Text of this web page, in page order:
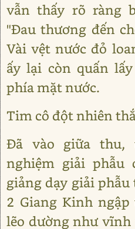
vẫn thấy rõ ràng
"Đau thương đến
Vài vệt nước đỏ
ấy lại còn quấn
phía mặt nước.
Tim cô đột nhiên
Đã vào giữa thu,
nghiệm giải phẫu
giảng dạy giải
2 Giang Kinh
lẽo dường như